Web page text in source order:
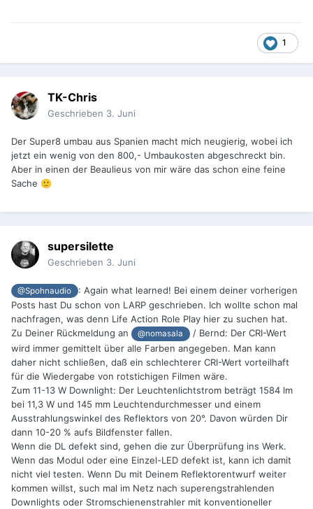
1
TK-Chris
Geschrieben 3. Juni
Der Super8 umbau aus Spanien macht mich neugierig, wobei ich
jetzt ein wenig von den 800,- Umbaukosten abgeschreckt bin.
Aber in einen der Beaulieus von mir wäre das schon eine feine
Sache 🙂
supersilette
Geschrieben 3. Juni
@Spohnaudio : Again what learned! Bei einem deiner vorherigen
Posts hast Du schon von LARP geschrieben. Ich wollte schon mal
nachfragen, was denn Life Action Role Play hier zu suchen hat.
Zu Deiner Rückmeldung an
@nomasala
/ Bernd: Der CRI-Wert
wird immer gemittelt über alle Farben angegeben. Man kann
daher nicht schließen, daß ein schlechterer CRI-Wert vorteilhaft
für die Wiedergabe von rotstichigen Filmen wäre.
Zum 11-13 W Downlight: Der Leuchtenlichtstrom beträgt 1584 lm
bei 11,3 W und 145 mm Leuchtendurchmesser und einem
Ausstrahlungswinkel des Reflektors von 20°. Davon würden Dir
dann 10-20 % aufs Bildfenster fallen.
Wenn die DL defekt sind, gehen die zur Überprüfung ins Werk.
Wenn das Modul oder eine Einzel-LED defekt ist, kann ich damit
nicht viel testen. Wenn Du mit Deinem Reflektorentwurf weiter
kommen willst, such mal im Netz nach superengstrahlenden
Downlights oder Stromschienenstrahler mit konventioneller